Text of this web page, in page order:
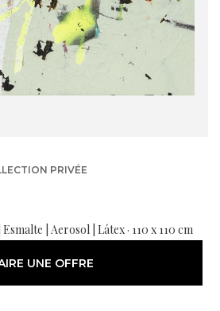
PRIVÉE
| Aerosol | Látex · 110 x 110 cm
UNE OFFRE